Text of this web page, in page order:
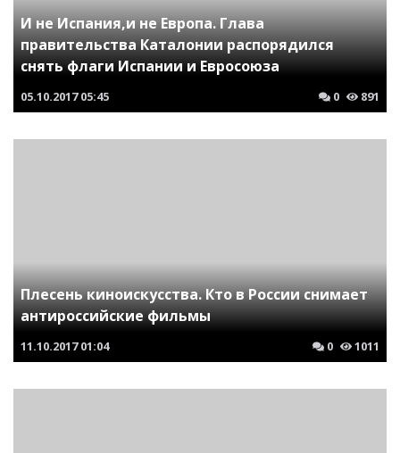
И не Испания,и не Европа. Глава
правительства Каталонии распорядился
снять флаги Испании и Евросоюза
05.10.2017 05:45 0 891
Плесень киноискусства. Кто в России снимает
антироссийские фильмы
11.10.2017 01:04 0 1011